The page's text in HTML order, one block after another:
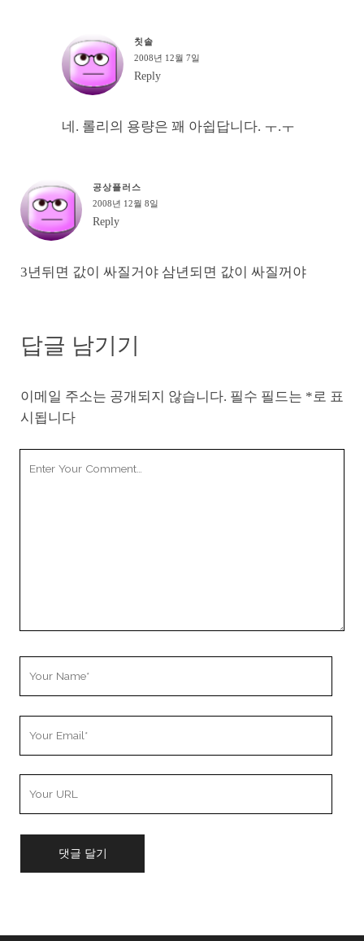
칫솔
2008년 12월 7일
Reply
네. 롤리의 용량은 꽤 아쉽답니다. ㅜ.ㅜ
공상플러스
2008년 12월 8일
Reply
3년뒤면 값이 싸질거야 삼년되면 값이 싸질꺼야
답글 남기기
이메일 주소는 공개되지 않습니다. 필수 필드는 *로 표
시됩니다